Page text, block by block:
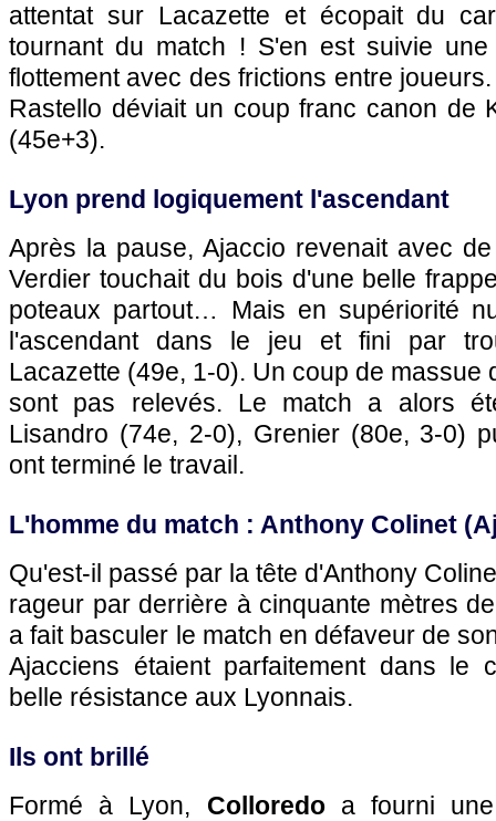
attentat sur Lacazette et écopait du
tournant du match ! S'en est suivie
flottement avec des frictions entre
Rastello déviait un coup franc canon de
(45e+3).
Lyon prend logiquement l'ascendant
Après la pause, Ajaccio revenait avec
Verdier touchait du bois d'une belle
poteaux partout… Mais en supériorité
l'ascendant dans le jeu et fini par
Lacazette (49e, 1-0). Un coup de massue
sont pas relevés. Le match a alors
Lisandro (74e, 2-0), Grenier (80e, 3-0)
ont terminé le travail.
L'homme du match : Anthony Colinet (
Qu'est-il passé par la tête d'Anthony
rageur par derrière à cinquante mètres
a fait basculer le match en défaveur de
Ajacciens étaient parfaitement dans le
belle résistance aux Lyonnais.
Ils ont brillé
Formé à Lyon, Colloredoa fourni une